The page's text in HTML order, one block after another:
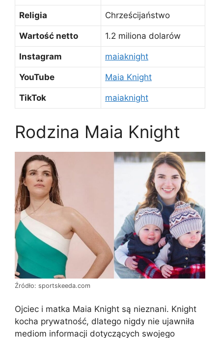
Religia Chrześcijaństwo
Wartość netto 1.2 miliona dolarów
Instagram maiaknight
YouTube Maia Knight
TikTok maiaknight
Rodzina Maia Knight
Źródło: sportskeeda.com
Ojciec i matka Maia Knight są nieznani. Knight
kocha prywatność, dlatego nigdy nie ujawniła
mediom informacji dotyczących swojego